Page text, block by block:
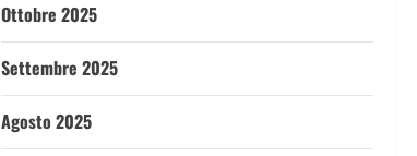
Ottobre 2025
Settembre 2025
Agosto 2025